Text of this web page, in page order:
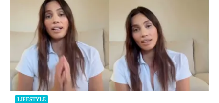
LIFESTYLE